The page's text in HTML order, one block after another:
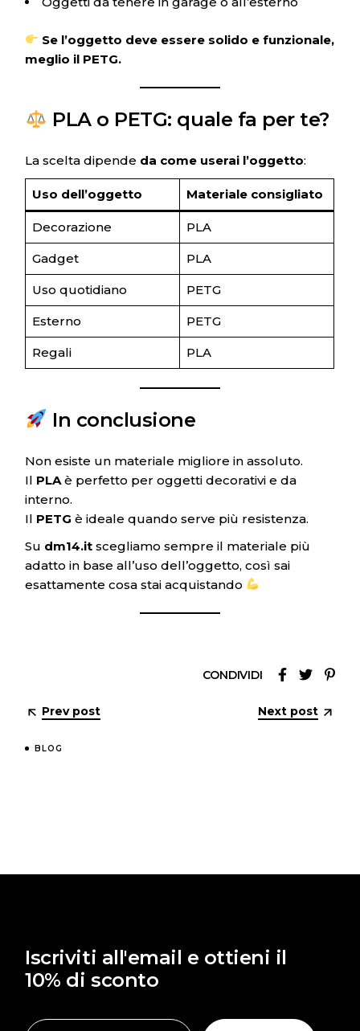
Se l’oggetto deve essere solido e funzionale,
meglio il PETG.
PLA o PETG: quale fa per te?
La scelta dipende da come userai l’oggetto:
Uso dell’oggetto Materiale consigliato
Decorazione PLA
Gadget PLA
Uso quotidiano PETG
Esterno PETG
Regali PLA
In conclusione
Non esiste un materiale migliore in assoluto.
Il PLAè perfetto per oggetti decorativi e da
interno.
Il PETG è ideale quando serve più resistenza.
Su dm14.it scegliamo sempre il materiale più
adatto in base all’uso dell’oggetto, così sai
esattamente cosa stai acquistando
CONDIVIDI
Prev post Next post
BLOG
Iscriviti all'email e ottieni il
10% di sconto